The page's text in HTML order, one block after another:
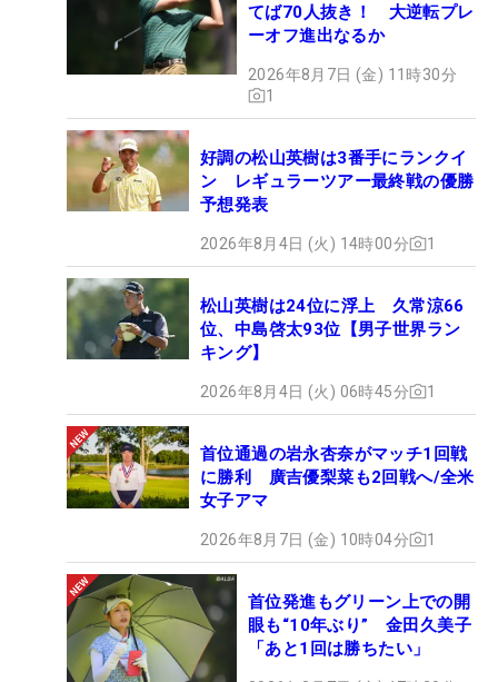
てば70人抜き！ 大逆転プレ
ーオフ進出なるか
2026年8月7日 (金) 11時30分
1
好調の松山英樹は3番手にランクイ
ン レギュラーツアー最終戦の優勝
予想発表
2026年8月4日 (火) 14時00分 1
松山英樹は24位に浮上 久常涼66
位、中島啓太93位【男子世界ラン
キング】
2026年8月4日 (火) 06時45分 1
首位通過の岩永杏奈がマッチ1回戦
に勝利 廣吉優梨菜も2回戦へ/全米
女子アマ
2026年8月7日 (金) 10時04分 1
首位発進もグリーン上での開
眼も“10年ぶり” 金田久美子
「あと1回は勝ちたい」